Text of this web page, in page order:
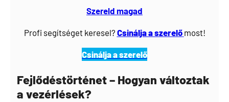
Szereld magad
Profi segítséget keresel? Csinálja a szerelő most!
Csinálja a szerelő
Fejlődéstörténet – Hogyan változtak
a vezérlések?